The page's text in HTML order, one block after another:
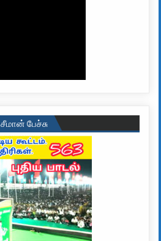
சீமான் பேச்சு